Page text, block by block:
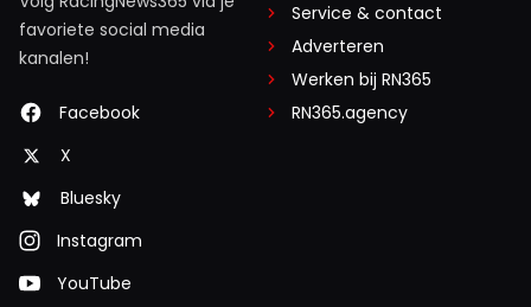
favoriete social media
kanalen!
Facebook
X
Bluesky
Instagram
YouTube
Service & contact
Adverteren
Werken bij RN365
RN365.agency